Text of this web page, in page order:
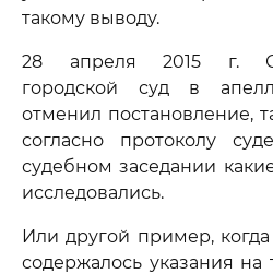
такому выводу.
28 апреля 2015 г.
городской суд в
отменил постановление,
согласно протоколу
судебном заседании
исследовались.
Или другой пример,
содержалось указания на